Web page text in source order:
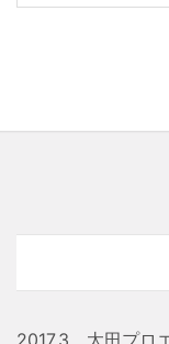
2017.3 太田プロ